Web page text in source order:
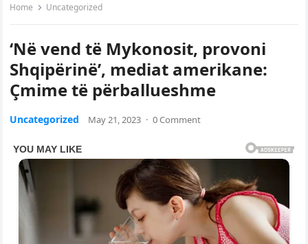
Home Uncategorized
‘Në vend të Mykonosit, provoni
Shqipërinë’, mediat amerikane:
Çmime të përballueshme
Uncategorized May 21, 2023 · 0 Comment